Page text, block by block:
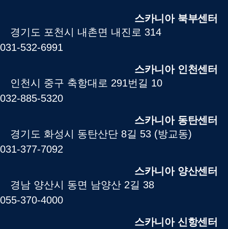
스카니아 북부센터
경기도 포천시 내촌면 내진로 314
031-532-6991
스카니아 인천센터
인천시 중구 축항대로 291번길 10
032-885-5320
스카니아 동탄센터
경기도 화성시 동탄산단 8길 53 (방교동)
031-377-7092
스카니아 양산센터
경남 양산시 동면 남양산 2길 38
055-370-4000
스카니아 신항센터